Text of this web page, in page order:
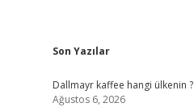
Sidebar
Son Yazılar
Dallmayr kaffee hangi ülkenin ?
Ağustos 6, 2026